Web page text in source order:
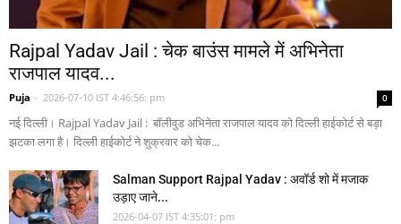
Rajpal Yadav Jail : चेक बाउंस मामले में अभिनेता
राजपाल यादव...
Puja - 2026-07-10 IST 4:46:56: pm 0
नई दिल्ली। Rajpal Yadav Jail : बॉलीवुड अभिनेता राजपाल यादव को दिल्ली हाईकोर्ट से बड़ा
झटका लगा है। दिल्ली हाईकोर्ट ने शुक्रवार को चेक...
Salman Support Rajpal Yadav : अवॉर्ड शो में मजाक
उड़ाए जाने...
2026-04-07 IST 4:35:01: pm